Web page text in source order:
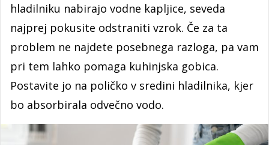
hladilniku nabirajo vodne kapljice, seveda
najprej pokusite odstraniti vzrok. Če za ta
problem ne najdete posebnega razloga, pa vam
pri tem lahko pomaga kuhinjska gobica.
Postavite jo na poličko v sredini hladilnika, kjer
bo absorbirala odvečno vodo.